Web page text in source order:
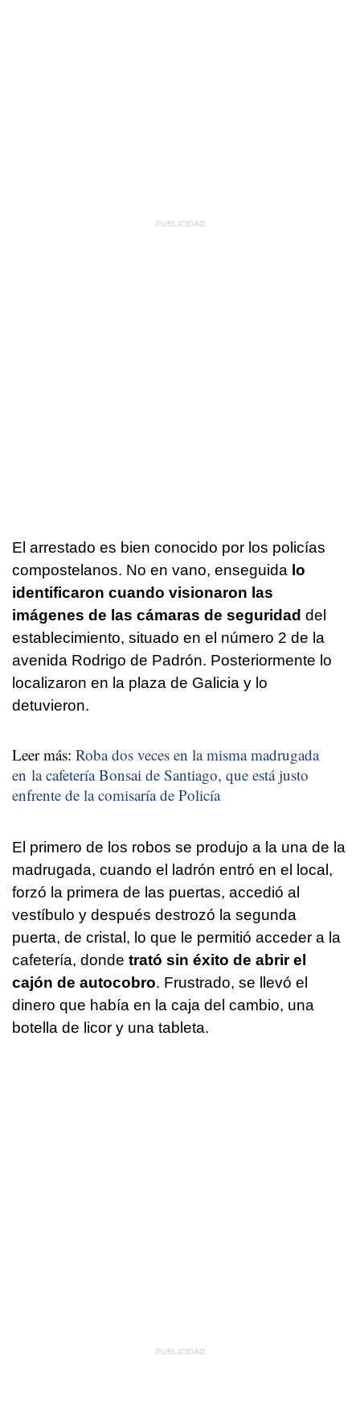
El arrestado es bien conocido por los policías
compostelanos. No en vano, enseguida lo
identificaron cuando visionaron las
imágenes de las cámaras de seguridad del
establecimiento, situado en el número 2 de la
avenida Rodrigo de Padrón. Posteriormente lo
localizaron en la plaza de Galicia y lo
detuvieron.
Leer más: Roba dos veces en la misma madrugada
en la cafetería Bonsai de Santiago, que está justo
enfrente de la comisaría de Policía
El primero de los robos se produjo a la una de la
madrugada, cuando el ladrón entró en el local,
forzó la primera de las puertas, accedió al
vestíbulo y después destrozó la segunda
puerta, de cristal, lo que le permitió acceder a la
cafetería, donde trató sin éxito de abrir el
cajón de autocobro. Frustrado, se llevó el
dinero que había en la caja del cambio, una
botella de licor y una tableta.